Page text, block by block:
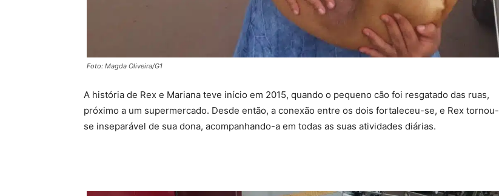
Foto: Magda Oliveira/G1
A história de Rex e Mariana teve início em 2015, quando o pequeno cão foi resgatado das ruas,
próximo a um supermercado. Desde então, a conexão entre os dois fortaleceu-se, e Rex tornou-
se inseparável de sua dona, acompanhando-a em todas as suas atividades diárias.